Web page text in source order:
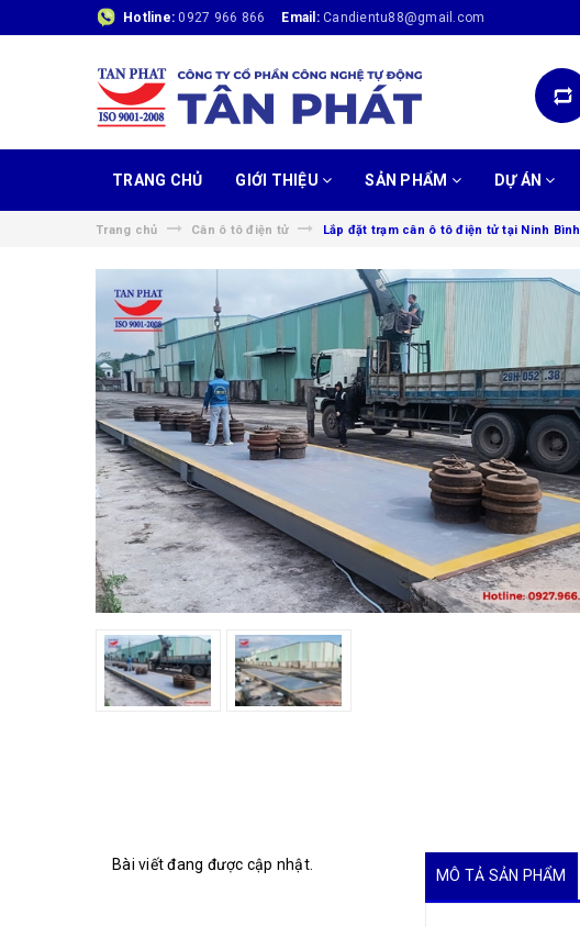
Hotline:0927 966 866 Email: Candientu88@gmail.com
TRANG CHỦ GIỚI THIỆU SẢN PHẨM DỰ ÁN
Trang chủ Cân ô tô điện tử Lắp đặt trạm cân ô tô điện tử tại Ninh Bình
MÔ TẢ SẢN PHẨM
Bài viết đang được cập nhật.